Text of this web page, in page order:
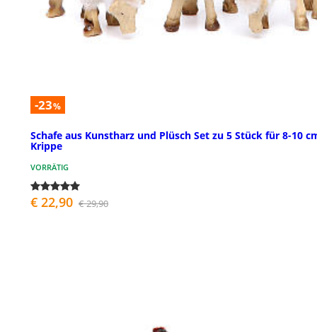
-23%
Schafe aus Kunstharz und Plüsch Set zu 5 Stück für 8-10
Krippe
VORRÄTIG
€ 22,90 € 29,90